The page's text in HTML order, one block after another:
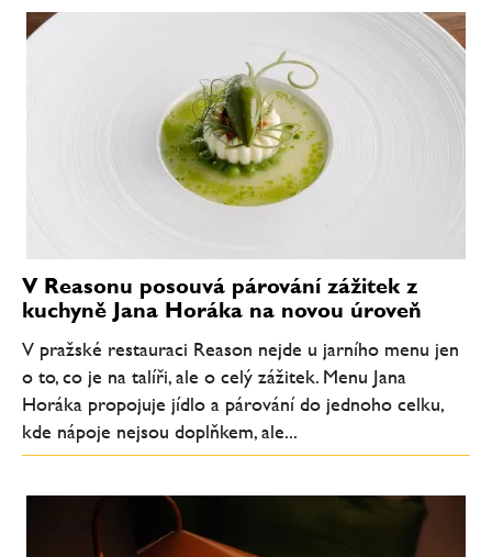
V Reasonu posouvá párování zážitek z
kuchyně Jana Horáka na novou úroveň
V pražské restauraci Reason nejde u jarního menu jen
o to, co je na talíři, ale o celý zážitek. Menu Jana
Horáka propojuje jídlo a párování do jednoho celku,
kde nápoje nejsou doplňkem, ale...